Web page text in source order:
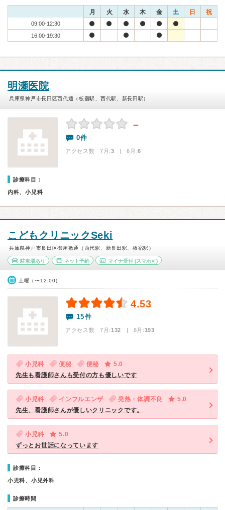
月 火 水 木 金 土 日 祝
09:00-12:30
16:00-19:30
明瀬医院
兵庫県神戸市長田区西代通（板宿駅、西代駅、新長田駅）
－
0件
アクセス数 7月:3 | 6月:6
診療科目：
内科、小児科
こどもクリニックSeki
兵庫県神戸市長田区御屋敷通（西代駅、新長田駅、板宿駅）
駐車場あり ネット予約 マイナ受付 (スマホ可)
土曜（〜12:00）
4.53
15件
アクセス数 7月:132 | 6月:193
小児科 便秘 便秘
5.0
先生も看護師さんも受付の方も優しいです
小児科 インフルエンザ 発熱・体調不良
5.0
先生、看護師さんが優しいクリニックです。
小児科
5.0
ずっとお世話になっています
診療科目：
小児科、小児外科
診療時間